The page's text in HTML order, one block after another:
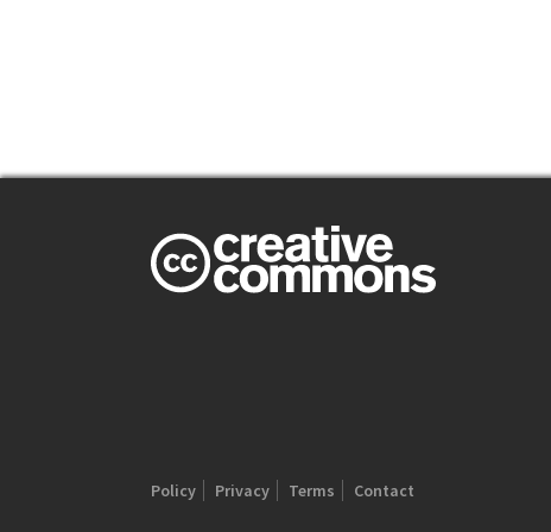
Policy Privacy Terms Contact